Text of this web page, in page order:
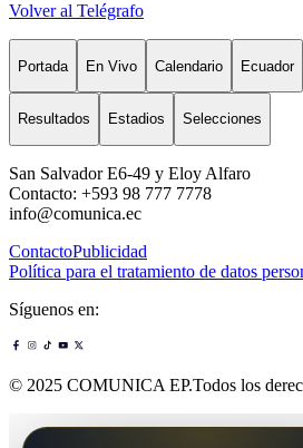
Volver al Telégrafo
Portada En Vivo Calendario Ecuador
Resultados Estadios Selecciones
San Salvador E6-49 y Eloy Alfaro
Contacto: +593 98 777 7778
info@comunica.ec
ContactoPublicidad
Política para el tratamiento de datos
Síguenos en:
© 2025 COMUNICA EP.Todos los